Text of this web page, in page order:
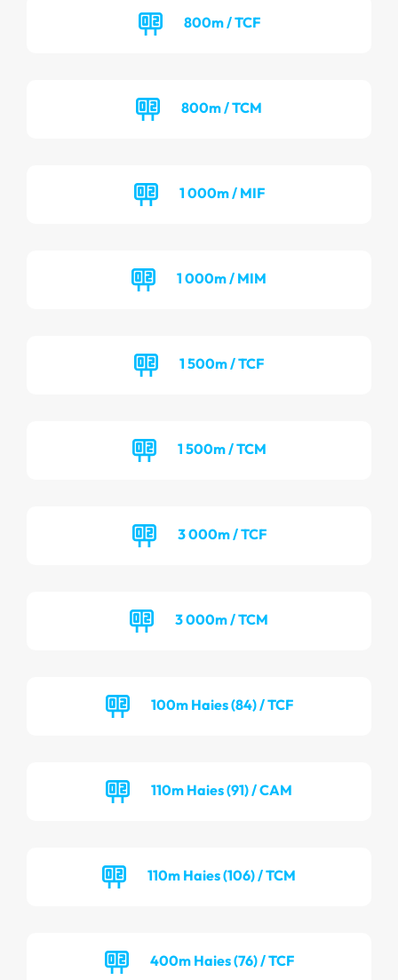
800m / TCF
800m / TCM
1 000m / MIF
1 000m / MIM
1 500m / TCF
1 500m / TCM
3 000m / TCF
3 000m / TCM
100m Haies (84) / TCF
110m Haies (91) / CAM
110m Haies (106) / TCM
400m Haies (76) / TCF